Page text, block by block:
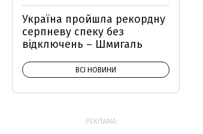
Україна пройшла рекордну
серпневу спеку без
відключень – Шмигаль
ВСІ НОВИНИ
РЕКЛАМА: